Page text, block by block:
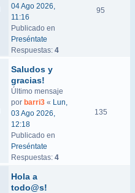
04 Ago 2026,
11:16
Publicado en
Preséntate
Respuestas: 4
95
Saludos y
gracias!
Último mensaje
por barri3 « Lun,
03 Ago 2026,
12:18
Publicado en
Preséntate
Respuestas: 4
135
Hola a
todo@s!